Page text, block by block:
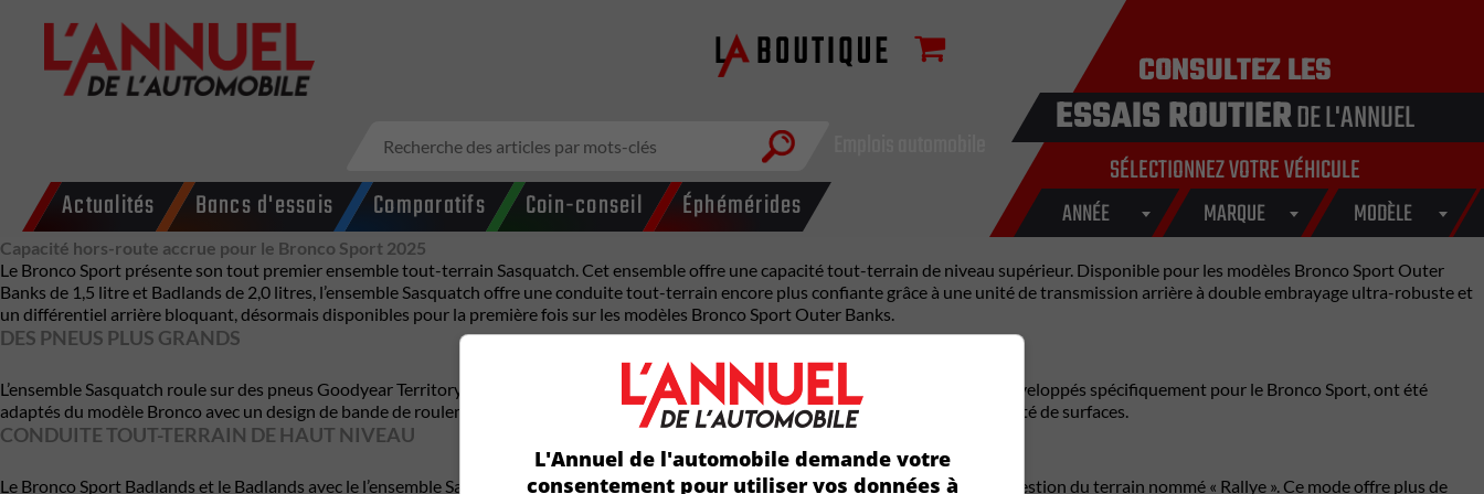
Actualités Bancs d'essais Comparatifs Coin-conseil Éphémérides
CONSULTEZ LES
ESSAIS ROUTIERDE L'ANNUEL
SÉLECTIONNEZ VOTRE VÉHICULE
ANNÉE MARQUE MODÈLE
Capacité hors-route accrue pour le Bronco Sport 2025
Le Bronco Sport présente son tout premier ensemble tout-terrain Sasquatch. Cet ensemble offre une capacité tout-terrain de niveau supérieur. Disponible pour les modèles Bronco Sport Outer
Banks de 1,5 litre et Badlands de 2,0 litres, l’ensemble Sasquatch offre une conduite tout-terrain encore plus confiante grâce à une unité de transmission arrière à double embrayage ultra-robuste et
un différentiel arrière bloquant, désormais disponibles pour la première fois sur les modèles Bronco Sport Outer Banks.
DES PNEUS PLUS GRANDS
L’ensemble Sasquatch roule sur des pneus Goodyear Territory tout-terrain de 29 pouces, les plus grands de leur catégorie. Ces pneus, développés spécifiquement pour le Bronco Sport, ont été
adaptés du modèle Bronco avec un design de bande de roulement ouverte et des flancs renforcés pour fournir une traction sur une variété de surfaces.
CONDUITE TOUT-TERRAIN DE HAUT NIVEAU
Le Bronco Sport Badlands et le Badlands avec le l’ensemble Sasquatch sont particulièrement performants grâce à un nouveau mode de gestion du terrain nommé « Rallye ». Ce mode offre plus de
L'Annuel de l'automobile demande votre
consentement pour utiliser vos données à